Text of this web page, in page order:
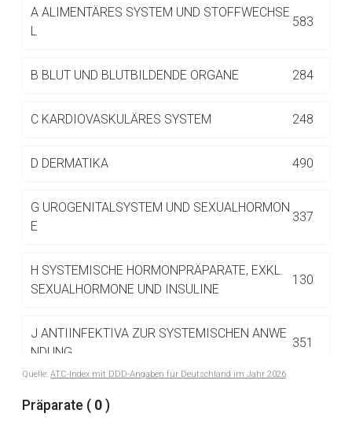
A ALIMENTÄRES SYSTEM UND STOFFWECHSE
L
583
B BLUT UND BLUTBILDENDE ORGANE 284
C KARDIOVASKULÄRES SYSTEM 248
D DERMATIKA 490
G UROGENITALSYSTEM UND SEXUALHORMON
E
337
H SYSTEMISCHE HORMONPRÄPARATE, EXKL.
SEXUALHORMONE UND INSULINE
130
J ANTIINFEKTIVA ZUR SYSTEMISCHEN ANWE
NDUNG
351
ANTINEOPLASTISCHE UND IMMUNMODULIE
RENDE MITTEL
Quelle: ATC-Index mit DDD-Angaben für Deutschland im Jahr 2026
Präparate ( 0 )
Aufruf einer externen Seite
Seite. Für die Inhalte der externen Web-Seite ist deren
Datenschutzbestimmungen.
Zur Seite